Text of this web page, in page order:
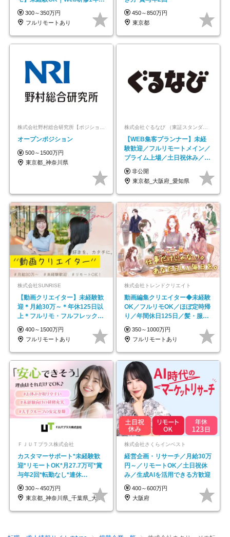
｜副業OK
300～350万円
フルリモートあり
450～850万円
東京都
オープンポジション
500～1500万円
東京都_神奈川県
株式会社ぐるなび （東証スタンダード上場）
【WEB集客プランナー】未経
験歓迎／フルリモートメイン／
プライム上場／土日祝休み／東
京・大阪・名古屋
非公開
東京都_大阪府_愛知県
株式会社SUNRISE
【動画クリエイター】未経験歓
迎＊月給30万～＊年休125日以
上＊フルリモ・フルフレックス
◆10名の採用が決定◆
400～1500万円
フルリモートあり
株式会社トレンドクリエイト
動画編集クリエイター◆未経験
OK／フルリモOK／ほぼ定時帰
り／年間休日125日／髪・服・
ネイル自由／副業OK
350～1000万円
フルリモートあり
ＦＪＵＴプラス株式会社
カスタマーサポート*未経験歓
迎*リモートOK*月27.7万可*賞
与年2回*転勤なし*連休
OK/ZE010232
300～450万円
東京都_神奈川県_千葉県_大阪府_愛知県…
株式会社さくらインベスト
経営企画・リサーチ／月給30万
円～／リモートOK／土日祝休
み／生成AIを活用できる方歓迎
400～600万円
大阪府